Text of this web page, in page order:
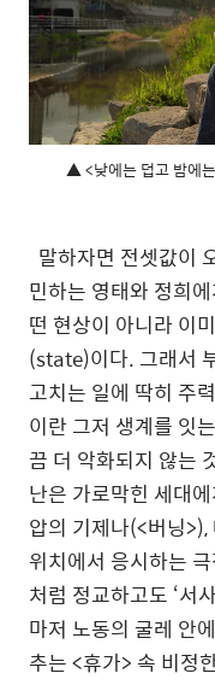
▲ <낮에는 덥고 밤에
말하자면 전셋값이
민하는 영태와 정희
떤 현상이 아니라 이
(state)이다. 그래서
고치는 일에 딱히 주
이란 그저 생계를 잇
끔 더 악화되지 않는
난은 가로막힌 세대
압의 기제나(<버닝
위치에서 응시하는
처럼 정교하고도 ‘서
마저 노동의 굴레 안
추는 <휴가> 속 비정